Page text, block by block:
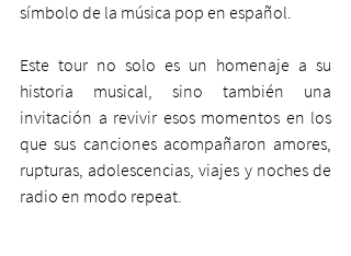
símbolo de la música pop en español.
Este tour no solo es un homenaje a su
historia musical, sino también una
invitación a revivir esos momentos en los
que sus canciones acompañaron amores,
rupturas, adolescencias, viajes y noches de
radio en modo repeat.